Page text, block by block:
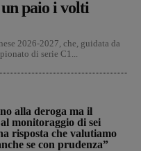
paio i volti
2026-2027, che, guidata da
di serie C1...
alla deroga ma il
monitoraggio di sei
risposta che valutiamo
se con prudenza”